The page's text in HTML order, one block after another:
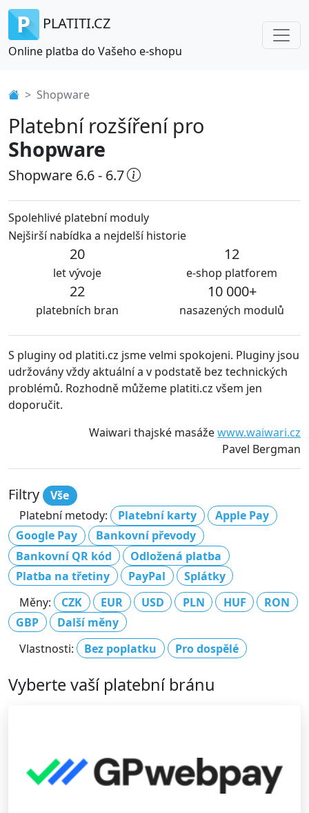
PLATITI.CZ
Online platba do Vašeho e-shopu
Shopware
Platební rozšíření pro
Shopware
Shopware 6.6 - 6.7
Spolehlivé platební moduly
Nejširší nabídka a nejdelší historie
20
let vývoje
12
e-shop platforem
22
platebních bran
10 000+
nasazených modulů
S pluginy od platiti.cz jsme velmi spokojeni. Pluginy jsou
udržovány vždy aktuální a v podstatě bez technických
problémů. Rozhodně můžeme platiti.cz všem jen
doporučit.
Waiwari thajské masážewww.waiwari.cz
Pavel Bergman
Filtry
Vše
Platební metody:
Platební karty
Apple Pay
Google Pay
Bankovní převody
Bankovní QR kód
Odložená platba
Platba na třetiny
PayPal
Splátky
Měny:
CZK EUR USD PLN HUF
RON
GBP
Další měny
Vlastnosti:
Bez poplatku Pro dospělé
Vyberte vaší platební bránu